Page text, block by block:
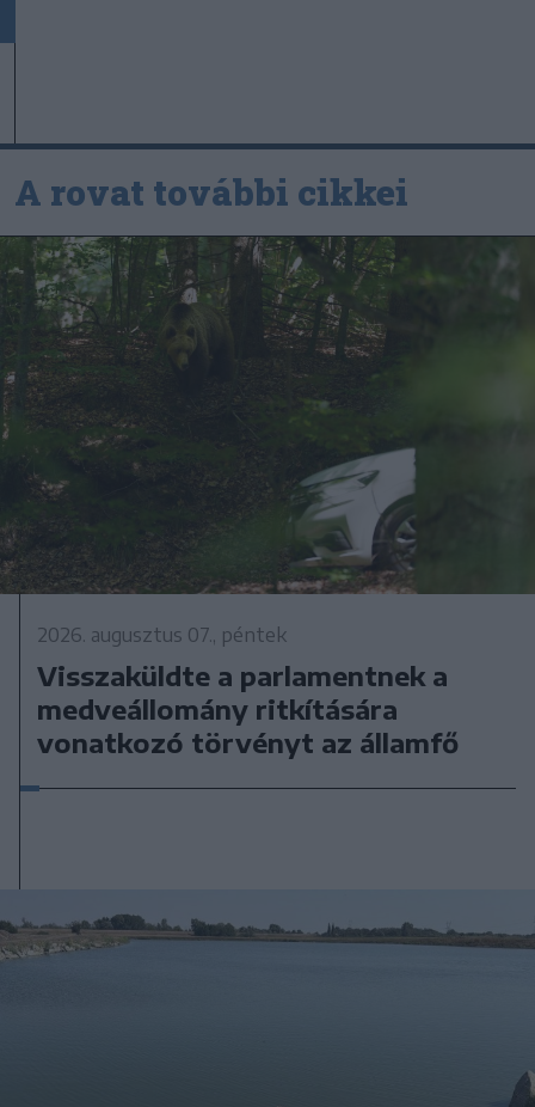
A rovat további cikkei
2026. augusztus 07., péntek
Visszaküldte a parlamentnek a
medveállomány ritkítására
vonatkozó törvényt az államfő